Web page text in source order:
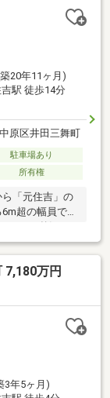
ニオン 日吉
20年11ヶ月)
駅 徒歩14分
原区井田三舞町
駐車場あり
所有権
「元住吉」の
超の幅員で周
ジ ※車種制限あ
による快適空間
す）■1階の洋
あり◎■南向
7,180万円
3年5ヶ月)